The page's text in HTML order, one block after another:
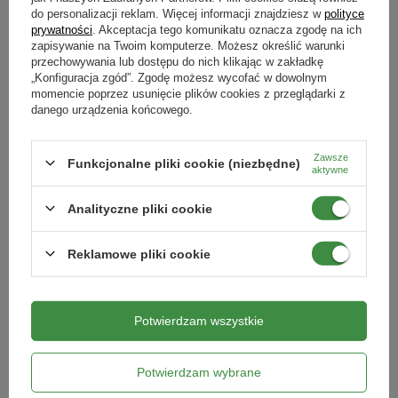
Problem Roślina Dawkowanie
Ćma bukszpanowa Bukszpan
10g na 5 litrów
Zwójka krzyżóweczka Winorośl
10g na 5 litrów
wody (na około
100m2).
liściowych
wody (na około
Gąsienice motyli
10g na 5 litrów
Na jakie szkodniki
ćma bukszpanowa gąsienice owocówki
Kiedy stosować
kwiecień maj czerwiec lipiec sierpień wrzesień październik
100% NATURALNY
Target 2 szt.
Syllit - Na Choroby Drzew
Kategorie powiązane
do personalizacji reklam. Więcej informacji znajdziesz w polityce
prywatności . Akceptacja tego komunikatu oznacza zgodę na ich
zapisywanie na Twoim komputerze. Możesz określić warunki
przechowywania lub dostępu do nich klikając w zakładkę
„Konfiguracja zgód”. Zgodę możesz wycofać w dowolnym
momencie poprzez usunięcie plików cookies z przeglądarki z
danego urządzenia końcowego.
Funkcjonalne pliki cookie (niezbędne)
Zawsze
aktywne
Analityczne pliki cookie
Reklamowe pliki cookie
Potwierdzam wybrane
Potwierdzam wszystkie